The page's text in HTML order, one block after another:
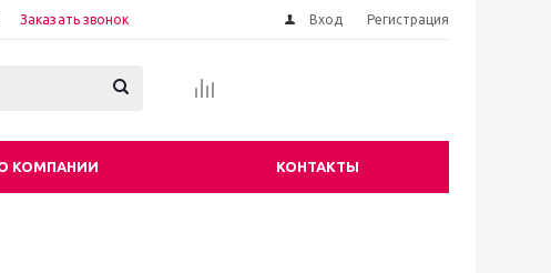
Заказать звонок Вход Регистрация
КОМПАНИИ КОНТАКТЫ